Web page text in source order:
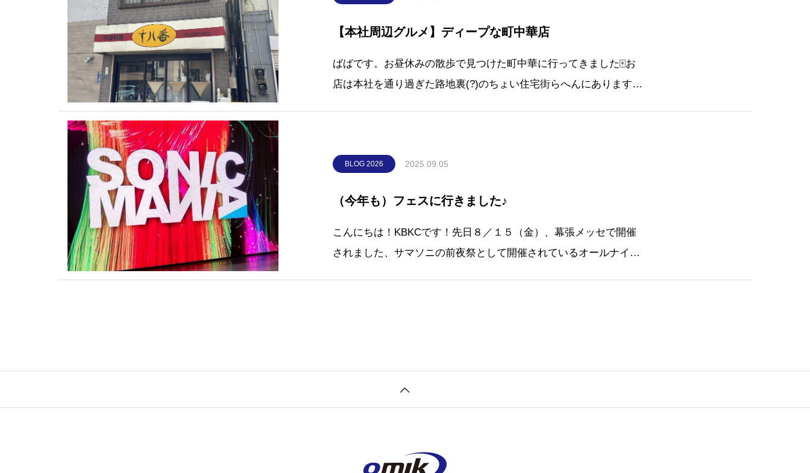
【本社周辺グルメ】ディープな町中華店
ばばです。お昼休みの散歩で見つけた町中華に行ってきました🀄お
店は本社を通り過ぎた路地裏(?)のちょい住宅街らへんにあります！
BLOG 2026 2025.09.05
（今年も）フェスに行きました♪
こんにちは！KBKCです！先日８／１５（金）、幕張メッセで開催
されました、サマソニの前夜祭として開催されているオールナイト